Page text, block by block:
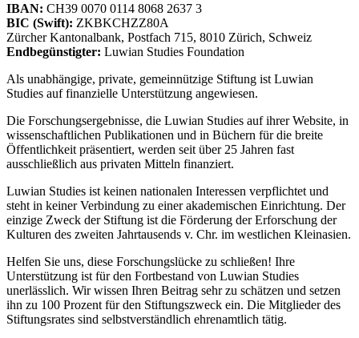
IBAN: CH39 0070 0114 8068 2637 3
BIC (Swift): ZKBKCHZZ80A
Zürcher Kantonalbank, Postfach 715, 8010 Zürich, Schweiz
Endbegünstigter: Luwian Studies Foundation
Als unabhängige, private, gemeinnützige Stiftung ist Luwian
Studies auf finanzielle Unterstützung angewiesen.
Die Forschungsergebnisse, die Luwian Studies auf ihrer Website, in
wissenschaftlichen Publikationen und in Büchern für die breite
Öffentlichkeit präsentiert, werden seit über 25 Jahren fast
ausschließlich aus privaten Mitteln finanziert.
Luwian Studies ist keinen nationalen Interessen verpflichtet und
steht in keiner Verbindung zu einer akademischen Einrichtung. Der
einzige Zweck der Stiftung ist die Förderung der Erforschung der
Kulturen des zweiten Jahrtausends v. Chr. im westlichen Kleinasien.
Helfen Sie uns, diese Forschungslücke zu schließen! Ihre
Unterstützung ist für den Fortbestand von Luwian Studies
unerlässlich. Wir wissen Ihren Beitrag sehr zu schätzen und setzen
ihn zu 100 Prozent für den Stiftungszweck ein. Die Mitglieder des
Stiftungsrates sind selbstverständlich ehrenamtlich tätig.